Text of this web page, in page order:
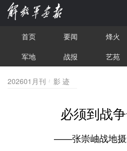
首页 要闻 烽火
军地
战报 艺苑
202601月刊 影 迹
必须到战
——张崇岫战地摄